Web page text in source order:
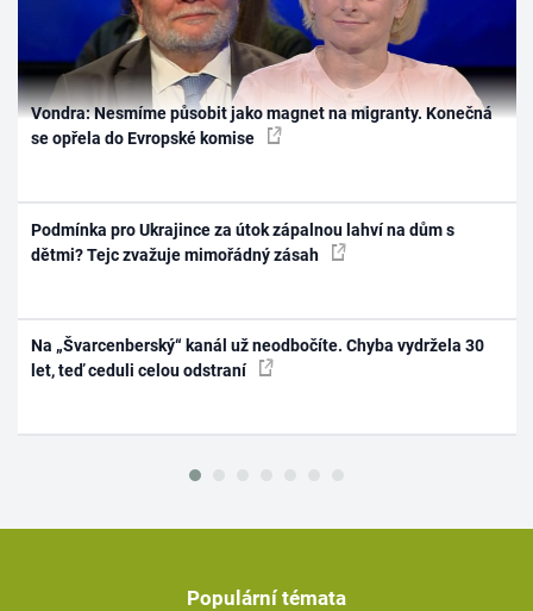
Vondra: Nesmíme působit jako magnet na migranty. Konečná
se opřela do Evropské komise
Podmínka pro Ukrajince za útok zápalnou lahví na dům s
dětmi? Tejc zvažuje mimořádný zásah
Na „Švarcenberský“ kanál už neodbočíte. Chyba vydržela 30
let, teď ceduli celou odstraní
Populární témata